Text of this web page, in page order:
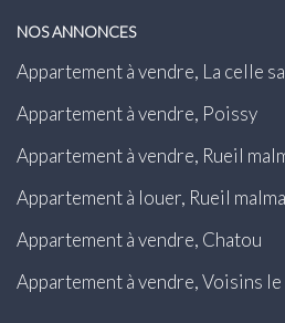
NOS ANNONCES
Appartement à vendre, La celle
Appartement à vendre, Poissy
Appartement à vendre, Rueil
Appartement à louer, Rueil
Appartement à vendre, Chatou
Appartement à vendre, Voisins